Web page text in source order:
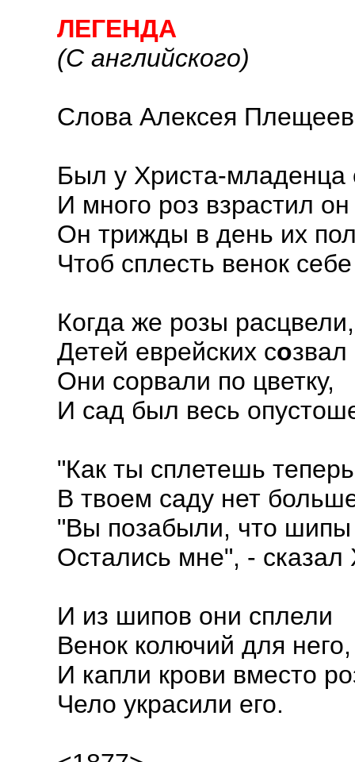
ЛЕГЕНДА
(С английского)
Слова Алексея
Был у Христа-младенца
И много роз взрастил
Он трижды в день их
Чтоб сплесть венок
Когда же розы расцвели,
Детей еврейских созвал
Они сорвали по цветку,
И сад был весь
"Как ты сплетешь
В твоем саду нет
"Вы позабыли, что шипы
Остались мне", - сказал
И из шипов они сплели
Венок колючий для него,
И капли крови вместо
Чело украсили его.